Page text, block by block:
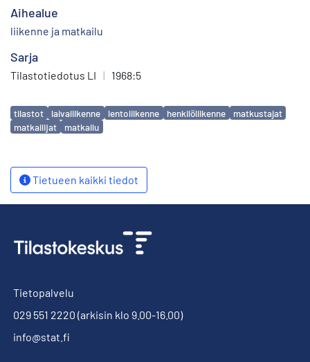
Aihealue
liikenne ja matkailu
Sarja
Tilastotiedotus LI | 1968:5
Avainsanat
tilastot laivaliikenne lentoliikenne henkilöliikenne
matkustajat
matkailijat
matkailu
Tietueen kaikki tiedot
Tietopalvelu
029 551 2220 (arkisin klo 9.00-16.00)
info@stat.fi